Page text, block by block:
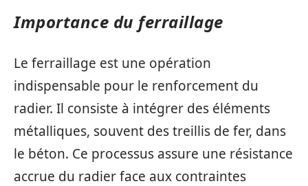
Importance du ferraillage
Le ferraillage est une opération
indispensable pour le renforcement du
radier. Il consiste à intégrer des éléments
métalliques, souvent des treillis de fer, dans
le béton. Ce processus assure une résistance
accrue du radier face aux contraintes